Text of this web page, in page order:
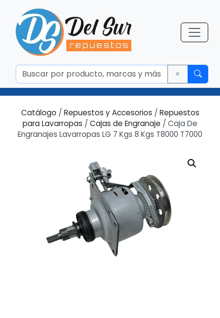
Catálogo / Repuestos y Accesorios / Repuestos
para Lavarropas / Cajas de Engranaje / Caja De
Engranajes Lavarropas LG 7 Kgs 8 Kgs T8000 T7000